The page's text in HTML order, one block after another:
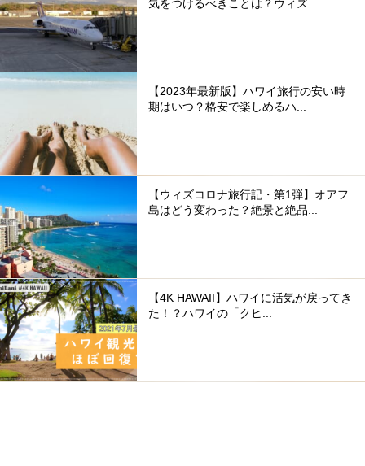
気をつけるべきことは？ウィズ...
【2023年最新版】ハワイ旅行の安い時
期はいつ？格安で楽しめるハ...
【ウィズコロナ旅行記・第1弾】オアフ
島はどう変わった？絶景と絶品...
【4K HAWAII】ハワイに活気が戻ってき
た！？ハワイの「クヒ...